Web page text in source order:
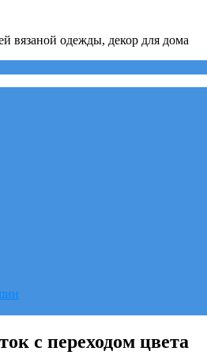
вязаной одежды, декор для дома
с переходом цвета